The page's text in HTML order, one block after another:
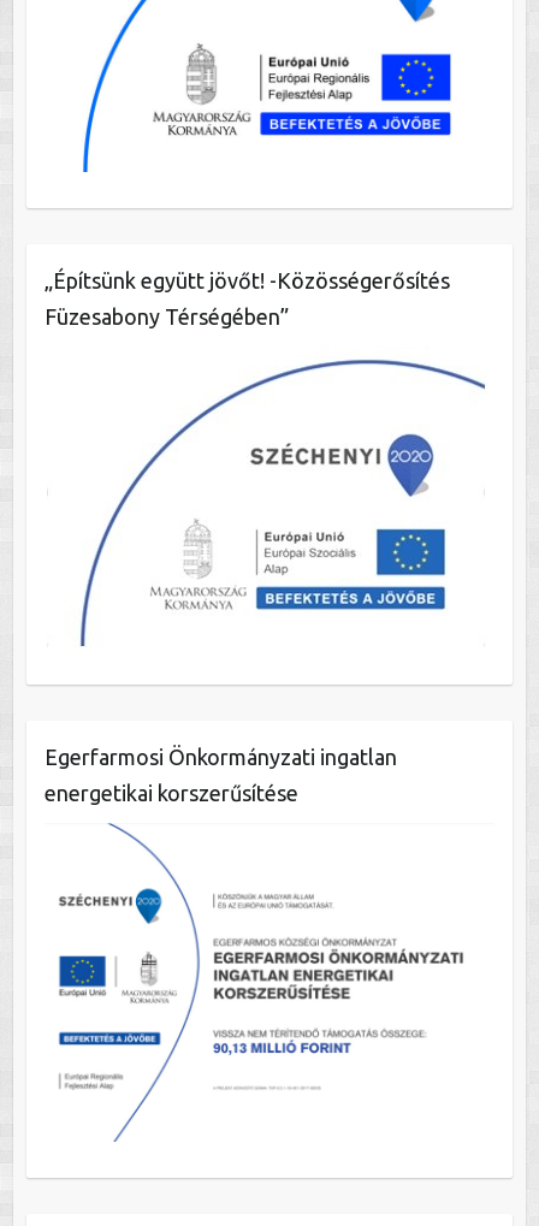
„Építsünk együtt jövőt! -Közösségerősítés
Füzesabony Térségében”
Egerfarmosi Önkormányzati ingatlan
energetikai korszerűsítése